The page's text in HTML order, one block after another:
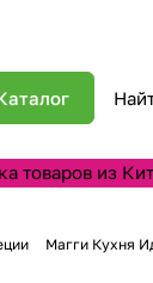
товаров из
Магги Кухня